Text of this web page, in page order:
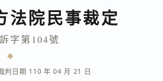
法院民事裁定
字第104號
判日期 110 年 04 月 21 日